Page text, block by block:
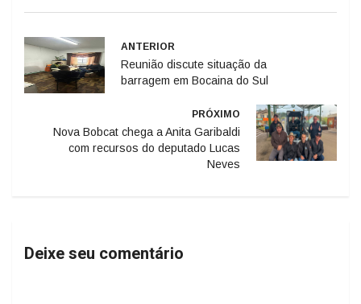
ANTERIOR
Reunião discute situação da
barragem em Bocaina do Sul
PRÓXIMO
Nova Bobcat chega a Anita Garibaldi
com recursos do deputado Lucas
Neves
Deixe seu comentário